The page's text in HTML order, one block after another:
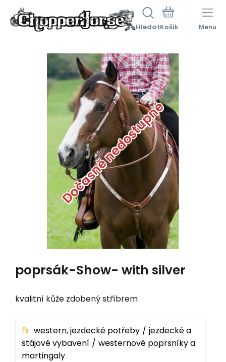
Hledat Menu
Dočasně nedostupné
poprsák-Show- with silver
kvalitní kůže zdobený stříbrem
western, jezdecké potřeby
jezdecké a
stájové vybavení
westernové poprsníky a
martingaly